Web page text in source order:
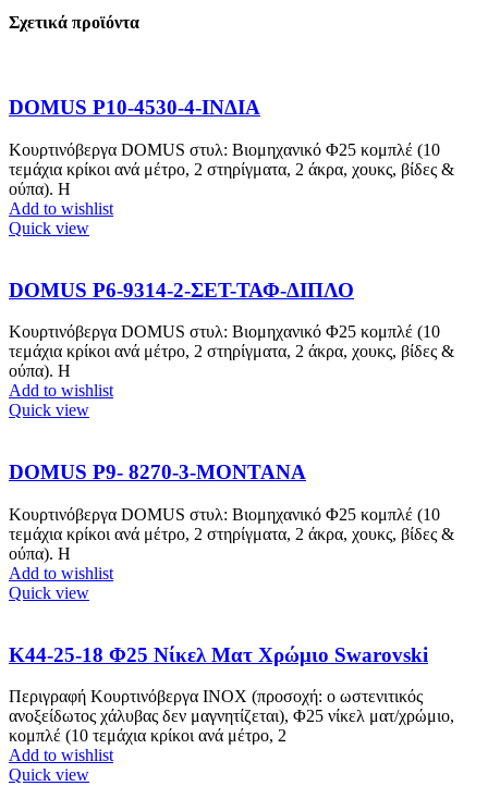
Σχετικά προϊόντα
DOMUS P10-4530-4-ΙΝΔΙΑ
Κουρτινόβεργα DOMUS στυλ: Βιομηχανικό Φ25 κομπλέ (10
τεμάχια κρίκοι ανά μέτρο, 2 στηρίγματα, 2 άκρα, χουκς, βίδες &
ούπα). Η
Add to wishlist
Quick view
DOMUS P6-9314-2-ΣΕΤ-ΤΑΦ-ΔΙΠΛΟ
Κουρτινόβεργα DOMUS στυλ: Βιομηχανικό Φ25 κομπλέ (10
τεμάχια κρίκοι ανά μέτρο, 2 στηρίγματα, 2 άκρα, χουκς, βίδες &
ούπα). Η
Add to wishlist
Quick view
DOMUS P9- 8270-3-MONTANA
Κουρτινόβεργα DOMUS στυλ: Βιομηχανικό Φ25 κομπλέ (10
τεμάχια κρίκοι ανά μέτρο, 2 στηρίγματα, 2 άκρα, χουκς, βίδες &
ούπα). Η
Add to wishlist
Quick view
Κ44-25-18 Φ25 Νίκελ Ματ Χρώμιο Swarovski
Περιγραφή Κουρτινόβεργα ΙΝΟΧ (προσοχή: ο ωστενιτικός
ανοξείδωτος χάλυβας δεν μαγνητίζεται), Φ25 νίκελ ματ/χρώμιο,
κομπλέ (10 τεμάχια κρίκοι ανά μέτρο, 2
Add to wishlist
Quick view